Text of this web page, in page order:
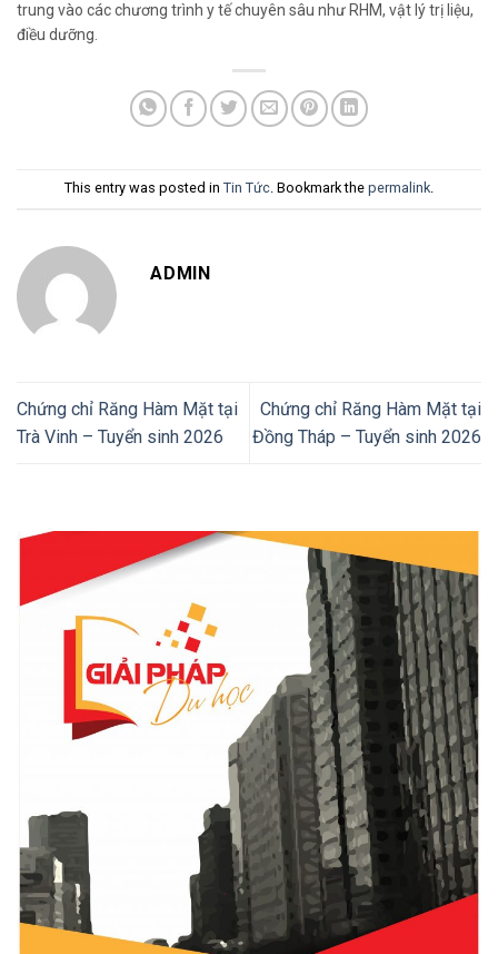
trung vào các chương trình y tế chuyên sâu như RHM, vật lý trị liệu,
điều dưỡng.
This entry was posted in Tin Tức . Bookmark the permalink
ADMIN
Chứng chỉ Răng Hàm Mặt tại
Trà Vinh – Tuyển sinh 2026
Chứng chỉ Răng Hàm Mặt tại
Đồng Tháp – Tuyển sinh 2026